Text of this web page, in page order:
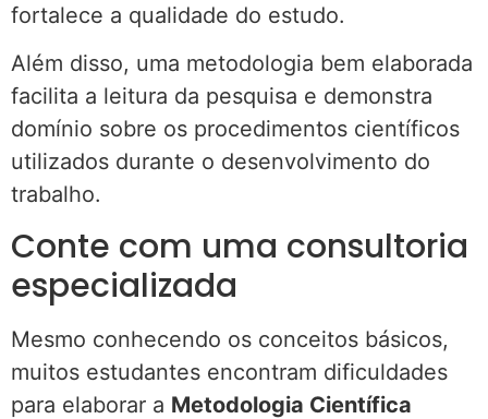
fortalece a qualidade do estudo.
Além disso, uma metodologia bem elaborada
facilita a leitura da pesquisa e demonstra
domínio sobre os procedimentos científicos
utilizados durante o desenvolvimento do
trabalho.
Conte com uma consultoria
especializada
Mesmo conhecendo os conceitos básicos,
muitos estudantes encontram dificuldades
para elaborar a Metodologia Científica